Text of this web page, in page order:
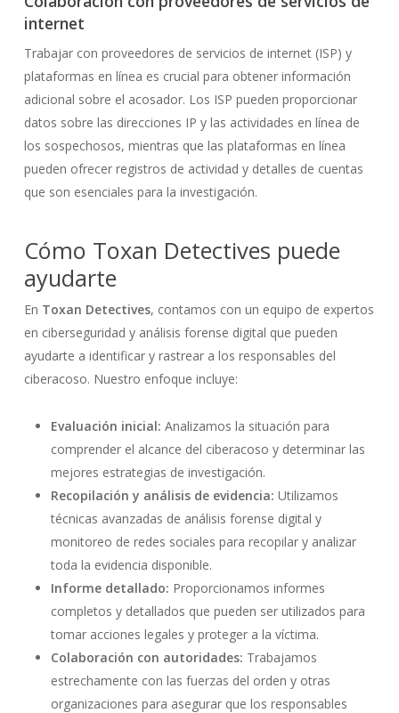
internet
Trabajar con proveedores de servicios de internet (ISP) y
plataformas en línea es crucial para obtener información
adicional sobre el acosador. Los ISP pueden proporcionar
datos sobre las direcciones IP y las actividades en línea de
los sospechosos, mientras que las plataformas en línea
pueden ofrecer registros de actividad y detalles de cuentas
que son esenciales para la investigación.
Cómo Toxan Detectives puede
ayudarte
En Toxan Detectives, contamos con un equipo de expertos
en ciberseguridad y análisis forense digital que pueden
ayudarte a identificar y rastrear a los responsables del
ciberacoso. Nuestro enfoque incluye:
Evaluación inicial: Analizamos la situación para
comprender el alcance del ciberacoso y determinar las
mejores estrategias de investigación.
Recopilación y análisis de evidencia: Utilizamos
técnicas avanzadas de análisis forense digital y
monitoreo de redes sociales para recopilar y analizar
toda la evidencia disponible.
Informe detallado: Proporcionamos informes
completos y detallados que pueden ser utilizados para
tomar acciones legales y proteger a la víctima.
Colaboración con autoridades: Trabajamos
estrechamente con las fuerzas del orden y otras
organizaciones para asegurar que los responsables